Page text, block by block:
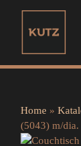
Home »
(5043) m/dia.